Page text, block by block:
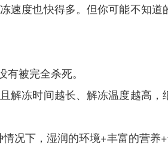
速度也快得多。但你可能不知道
被完全杀死。
解冻时间越长、解冻温度越高，
况下，湿润的环境+丰富的营养